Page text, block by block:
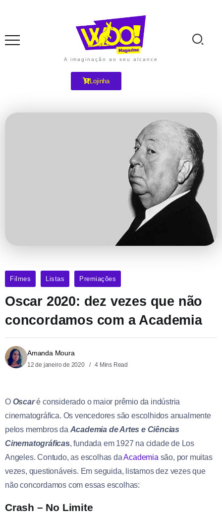
A imaginação ao seu alcance
Lojinha
Filmes Listas Premiações
Oscar 2020: dez vezes que não
concordamos com a Academia
Amanda Moura
12 de janeiro de 2020 4 Mins Read
O Oscaré considerado o maior prêmio da indústria
cinematográfica. Os vencedores são escolhidos anualmente
pelos membros da Academia de Artes e Ciências
Cinematográficas, fundada em 1927 na cidade de Los
Angeles. Contudo, as escolhas daAcademia são, por muitas
vezes, questionáveis. Em seguida, listamos dez vezes que
não concordamos com essas escolhas:
Crash – No Limite